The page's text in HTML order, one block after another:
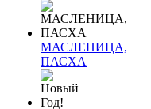
МАСЛЕНИЦА,
ПАСХА